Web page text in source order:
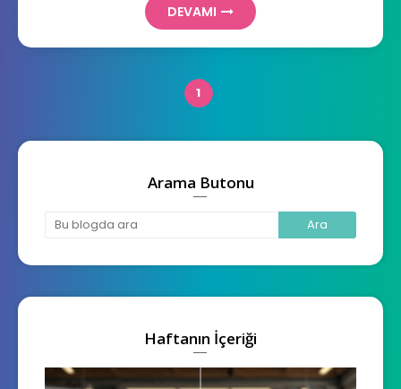
DEVAMI
1
Arama Butonu
Haftanın İçeriği